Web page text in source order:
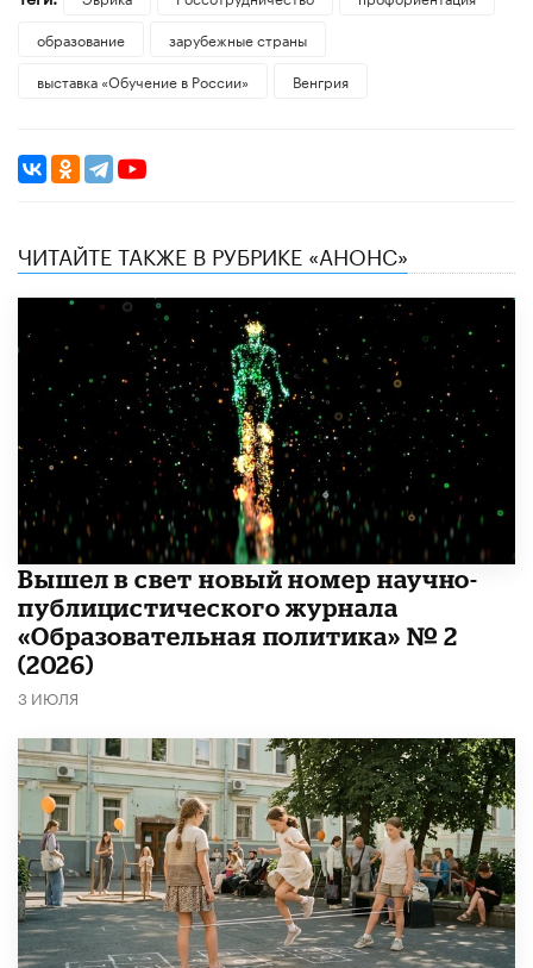
образование
зарубежные страны
выставка «Обучение в России»
Венгрия
ЧИТАЙТЕ ТАКЖЕ В РУБРИКЕ «АНОНС»
Вышел в свет новый номер научно-
публицистического журнала
«Образовательная политика» № 2
(2026)
3 ИЮЛЯ